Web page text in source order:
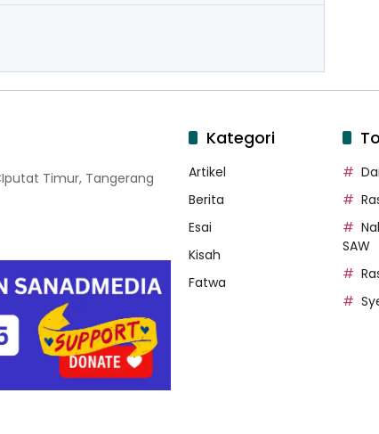
Timur, Tangerang
Kategori
Artikel
Berita
Esai
Kisah
Fatwa
SAW